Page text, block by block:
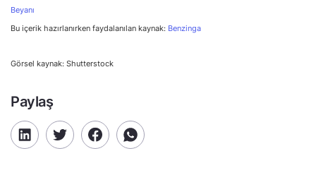
Beyanı
Bu içerik hazırlanırken faydalanılan kaynak: Benzinga
Görsel kaynak: Shutterstock
Paylaş